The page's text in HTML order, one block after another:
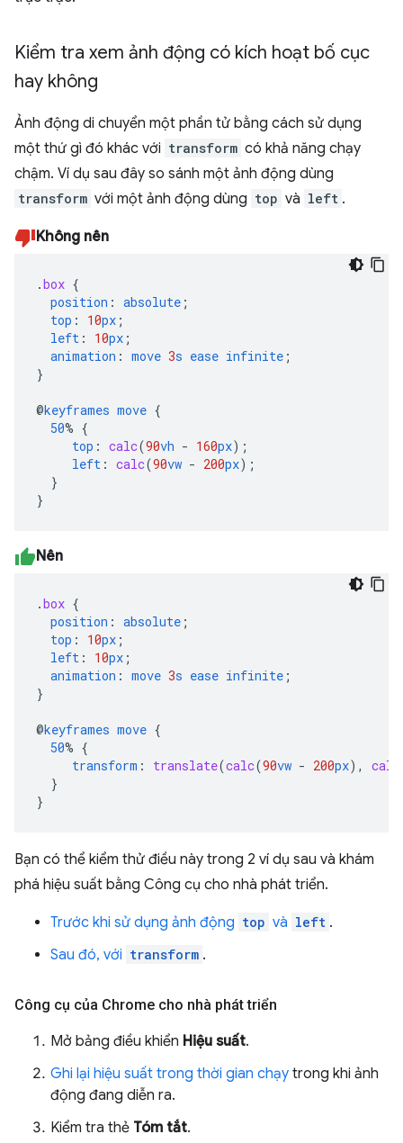
Kiểm tra xem ảnh động có kích hoạt bố cục
hay không
Ảnh động di chuyển một phần tử bằng cách sử dụng
một thứ gì đó khác với transform có khả năng chạy
chậm. Ví dụ sau đây so sánh một ảnh động dùng
transform với một ảnh động dùng top và left .
Không nên
.box {
position : absolute ;
top : 10px ;
left : 10px ;
animation : move 3s ease infinite ;
}
@keyframes move {
50% {
top : calc(90vh - 160px);
left : calc(90vw - 200px);
}
}
Nên
.box {
position : absolute ;
top : 10px ;
left : 10px ;
animation : move 3s ease infinite ;
}
@keyframes move {
50% {
transform : translate(calc(90vw - 200px), calc
}
}
Bạn có thể kiểm thử điều này trong 2 ví dụ sau và khám
phá hiệu suất bằng Công cụ cho nhà phát triển.
Trước khi sử dụng ảnh động top và left .
Sau đó, với transform .
Công cụ của Chrome cho nhà phát triển
Mở bảng điều khiển Hiệu suất.
Ghi lại hiệu suất trong thời gian chạy trong khi ảnh
động đang diễn ra.
Kiểm tra thẻ Tóm tắt.